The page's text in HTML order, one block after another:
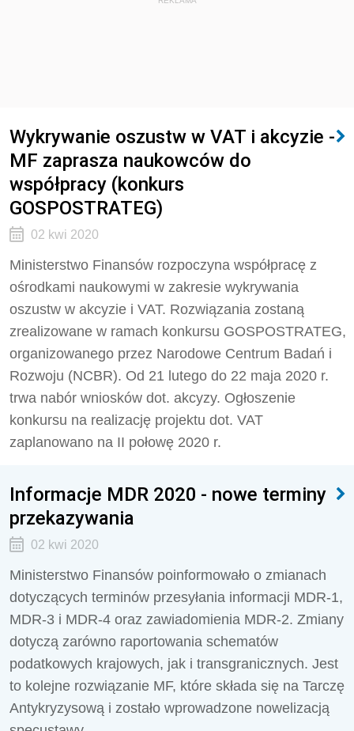
Wykrywanie oszustw w VAT i akcyzie -
MF zaprasza naukowców do
współpracy (konkurs
GOSPOSTRATEG)
02 kwi 2020
Ministerstwo Finansów rozpoczyna współpracę z
ośrodkami naukowymi w zakresie wykrywania
oszustw w akcyzie i VAT. Rozwiązania zostaną
zrealizowane w ramach konkursu GOSPOSTRATEG,
organizowanego przez Narodowe Centrum Badań i
Rozwoju (NCBR). Od 21 lutego do 22 maja 2020 r.
trwa nabór wniosków dot. akcyzy. Ogłoszenie
konkursu na realizację projektu dot. VAT
zaplanowano na II połowę 2020 r.
Informacje MDR 2020 - nowe terminy
przekazywania
02 kwi 2020
Ministerstwo Finansów poinformowało o zmianach
dotyczących terminów przesyłania informacji MDR-1,
MDR-3 i MDR-4 oraz zawiadomienia MDR-2. Zmiany
dotyczą zarówno raportowania schematów
podatkowych krajowych, jak i transgranicznych. Jest
to kolejne rozwiązanie MF, które składa się na Tarczę
Antykryzysową i zostało wprowadzone nowelizacją